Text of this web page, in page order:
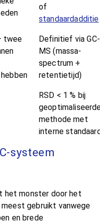
of
standaardadditie
twee
Definitief via GC-
MS (massa-
spectrum +
retentietijd)
RSD < 1 % bij
methode met
interne
systeem
het monster door het
gebruikt vanwege
en brede